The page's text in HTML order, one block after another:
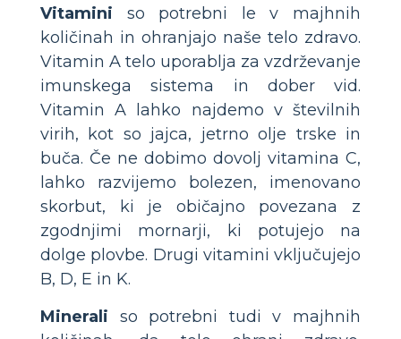
Vitamini so potrebni le v majhnih
količinah in ohranjajo naše telo zdravo.
Vitamin A telo uporablja za vzdrževanje
imunskega sistema in dober vid.
Vitamin A lahko najdemo v številnih
virih, kot so jajca, jetrno olje trske in
buča. Če ne dobimo dovolj vitamina C,
lahko razvijemo bolezen, imenovano
skorbut, ki je običajno povezana z
zgodnjimi mornarji, ki potujejo na
dolge plovbe. Drugi vitamini vključujejo
B, D, E in K.
Minerali so potrebni tudi v majhnih